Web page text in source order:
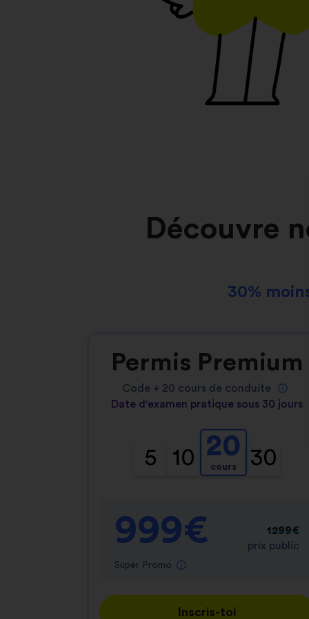
Découvre
30%
Permis Premium
Code + 20 cours de conduite
Date d'examen pratique sous 30 jours
5 10 20
cours 30
999€
Super Promo
1299€
prix public
Inscris-toi